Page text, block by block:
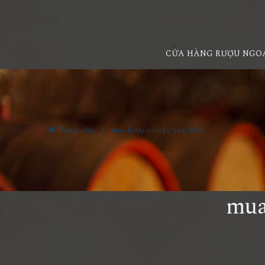
CỬA HÀNG RƯỢU
Trang chủ mua Rượu whisky Shackleton phường tân sơn nhì